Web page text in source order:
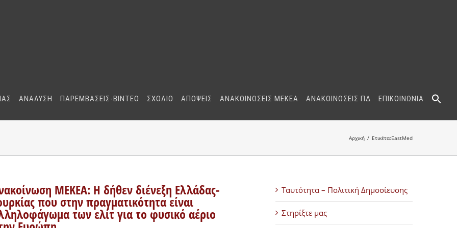
ΑΝΑΛΥΣΗ ΠΑΡΕΜΒΑΣΕΙΣ-BINTEO ΣΧΟΛΙΟ ΑΠΟΨΕΙΣ ΑΝΑΚΟΙΝΩΣΕΙΣ ΜΕΚΕΑ ΑΝΑΚΟΙΝΩΣΕΙΣ ΠΔ ΕΠΙΚΟΙΝΩΝΙΑ
Αρχική Ετικέτα:EastMed
ΜΕΚΕΑ: Η δήθεν διένεξη Ελλάδας-
που στην πραγματικότητα είναι
των ελίτ για το φυσικό αέριο
Ταυτότητα – Πολιτική Δημοσίευσης
Στηρίξτε μας